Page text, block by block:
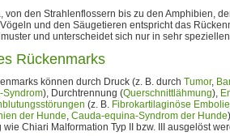
von den Strahlenflossern bis zu den Amphibien,
und den Säugetieren entspricht das
und unterscheidet sich nur in sehr
Rückenmarks
können durch Druck (z. B. durch Tumor,
Syndrom), Durchtrennung (Querschnittlähmung),
(z. B. Fibrokartilaginöse Embolie
der Hunde, Cauda-equina-Syndrom der Hunde
Chiari Malformation Typ II bzw. III ausgelöst